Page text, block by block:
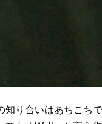
り合いはあちこち